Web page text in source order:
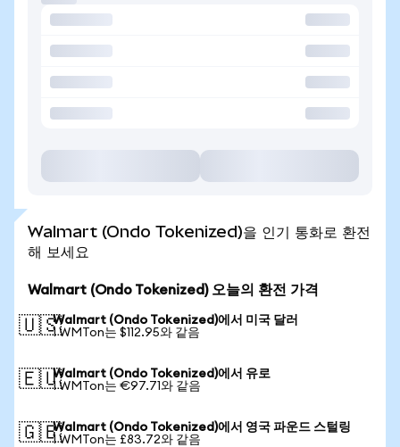
Walmart (Ondo Tokenized)을 인기 통화로 환전
해 보세요
Walmart (Ondo Tokenized) 오늘의 환전 가격
🇺🇸Walmart (Ondo Tokenized)에서 미국 달러
1 WMTon는 $112.95와 같음
🇪🇺Walmart (Ondo Tokenized)에서 유로
1 WMTon는 €97.71와 같음
🇬🇧Walmart (Ondo Tokenized)에서 영국 파운드 스털링
1 WMTon는 £83.72와 같음